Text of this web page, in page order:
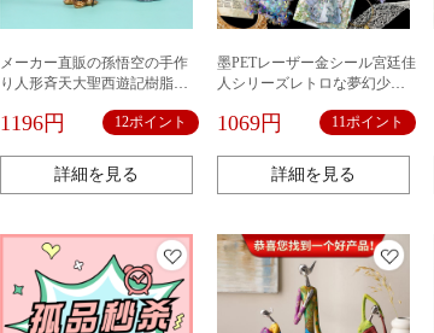
メーカー直販の孫悟空の手作
り人形斉天大聖西遊記樹脂置
1196円 12ポイント
詳細を見る
墨PETレーザー金シール宮廷佳
人シリーズレトロな夢幻少女
1069円 11ポイント
詳細を見る